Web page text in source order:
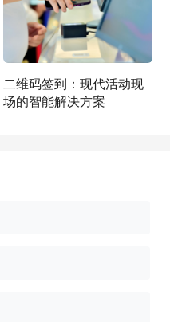
二维码签到：现代活动现
场的智能解决方案